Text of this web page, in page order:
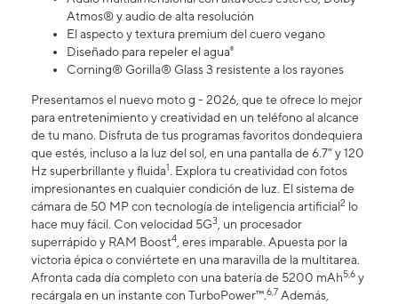
Atmos® y audio de alta resolución
El aspecto y textura premium del cuero vegano
Diseñado para repeler el agua⁸
Corning® Gorilla® Glass 3 resistente a los rayones
Presentamos el nuevo moto g - 2026, que te ofrece lo mejor
para entretenimiento y creatividad en un teléfono al alcance
de tu mano. Disfruta de tus programas favoritos dondequiera
que estés, incluso a la luz del sol, en una pantalla de 6.7" y 120
Hz superbrillante y fluida1. Explora tu creatividad con fotos
impresionantes en cualquier condición de luz. El sistema de
cámara de 50 MP con tecnología de inteligencia artificial2 lo
hace muy fácil. Con velocidad 5G3, un procesador
superrápido y RAM Boost4, eres imparable. Apuesta por la
victoria épica o conviértete en una maravilla de la multitarea.
Afronta cada día completo con una batería de 5200 mAh5,6 y
recárgala en un instante con TurboPower™.6,7 Además,